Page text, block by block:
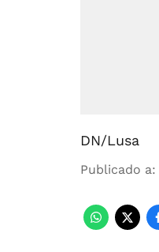
DN/Lusa
Publicado a: